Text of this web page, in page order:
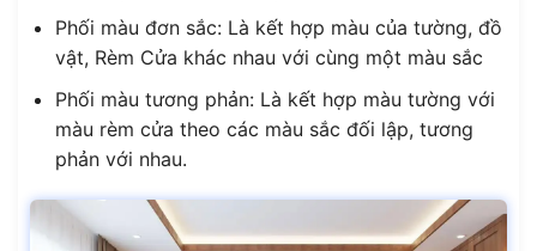
Phối màu đơn sắc: Là kết hợp màu của tường, đồ
vật, Rèm Cửa khác nhau với cùng một màu sắc
Phối màu tương phản: Là kết hợp màu tường với
màu rèm cửa theo các màu sắc đối lập, tương
phản với nhau.